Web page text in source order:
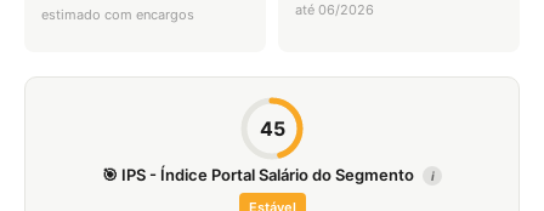
estimado com encargos até 06/2026
45
🎯 IPS - Índice Portal Salário do Segmento i
Estável